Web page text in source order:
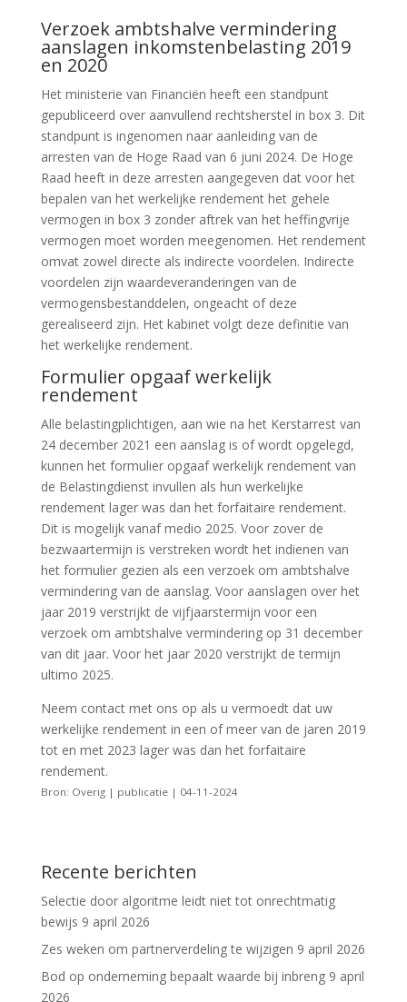
Verzoek ambtshalve vermindering
aanslagen inkomstenbelasting 2019
en 2020
Het ministerie van Financiën heeft een standpunt
gepubliceerd over aanvullend rechtsherstel in box 3. Dit
standpunt is ingenomen naar aanleiding van de
arresten van de Hoge Raad van 6 juni 2024. De Hoge
Raad heeft in deze arresten aangegeven dat voor het
bepalen van het werkelijke rendement het gehele
vermogen in box 3 zonder aftrek van het heffingvrije
vermogen moet worden meegenomen. Het rendement
omvat zowel directe als indirecte voordelen. Indirecte
voordelen zijn waardeveranderingen van de
vermogensbestanddelen, ongeacht of deze
gerealiseerd zijn. Het kabinet volgt deze definitie van
het werkelijke rendement.
Formulier opgaaf werkelijk
rendement
Alle belastingplichtigen, aan wie na het Kerstarrest van
24 december 2021 een aanslag is of wordt opgelegd,
kunnen het formulier opgaaf werkelijk rendement van
de Belastingdienst invullen als hun werkelijke
rendement lager was dan het forfaitaire rendement.
Dit is mogelijk vanaf medio 2025. Voor zover de
bezwaartermijn is verstreken wordt het indienen van
het formulier gezien als een verzoek om ambtshalve
vermindering van de aanslag. Voor aanslagen over het
jaar 2019 verstrijkt de vijfjaarstermijn voor een
verzoek om ambtshalve vermindering op 31 december
van dit jaar. Voor het jaar 2020 verstrijkt de termijn
ultimo 2025.
Neem contact met ons op als u vermoedt dat uw
werkelijke rendement in een of meer van de jaren 2019
tot en met 2023 lager was dan het forfaitaire
rendement.
Bron: Overig | publicatie | 04-11-2024
Recente berichten
Selectie door algoritme leidt niet tot onrechtmatig
bewijs 9 april 2026
Zes weken om partnerverdeling te wijzigen 9 april 2026
Bod op onderneming bepaalt waarde bij inbreng 9 april
2026